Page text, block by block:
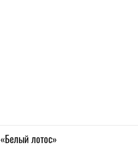
«Белый лотос»